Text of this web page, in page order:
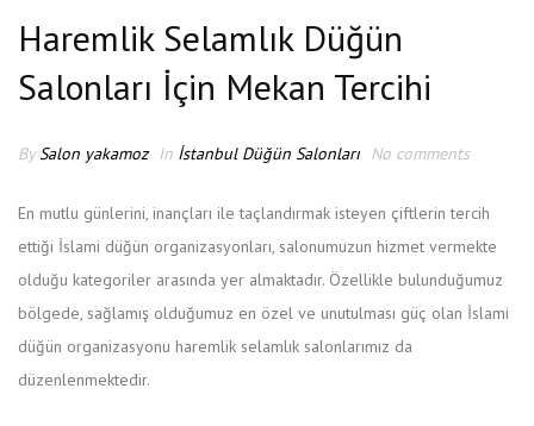
Haremlik Selamlık Düğün
Salonları İçin Mekan Tercihi
BySalon yakamoz In İstanbul Düğün Salonları No comments
En mutlu günlerini, inançları ile taçlandırmak isteyen çiftlerin tercih
ettiği İslami düğün organizasyonları, salonumuzun hizmet vermekte
olduğu kategoriler arasında yer almaktadır. Özellikle bulunduğumuz
bölgede, sağlamış olduğumuz en özel ve unutulması güç olan İslami
düğün organizasyonu haremlik selamlık salonlarımız da
düzenlenmektedir.